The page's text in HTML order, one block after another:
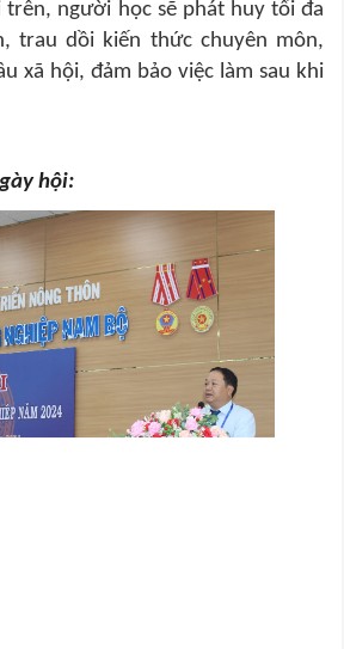
người học sẽ phát huy tối đa
trau dồi kiến thức chuyên môn,
xã hội, đảm bảo việc làm sau khi
hội: